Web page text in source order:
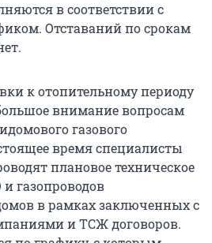
в соответствии с
Отставаний по срокам
к отопительному периоду
внимание вопросам
газового
время специалисты
плановое техническое
газопроводов
в рамках заключенных с
и ТСЖ договоров.